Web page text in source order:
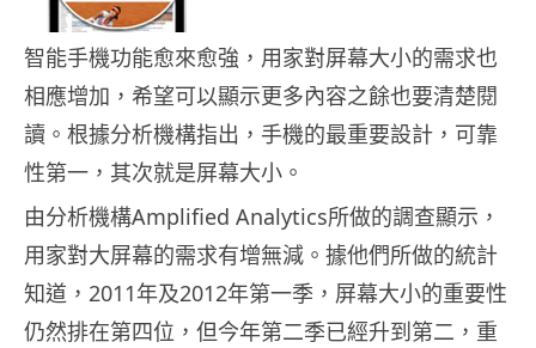
智能手機功能愈來愈強，用家對屏幕大小的需求也
相應增加，希望可以顯示更多內容之餘也要清楚閱
讀。根據分析機構指出，手機的最重要設計，可靠
性第一，其次就是屏幕大小。
由分析機構Amplified Analytics所做的調查顯示，
用家對大屏幕的需求有增無減。據他們所做的統計
知道，2011年及2012年第一季，屏幕大小的重要性
仍然排在第四位，但今年第二季已經升到第二，重